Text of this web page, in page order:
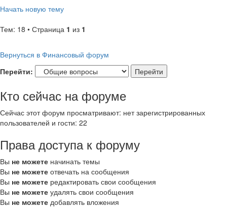
Начать новую тему
Тем: 18 • Страница 1 из 1
Вернуться в Финансовый форум
Перейти:
Кто сейчас на форуме
Сейчас этот форум просматривают: нет зарегистрированных
пользователей и гости: 22
Права доступа к форуму
Вы не можете начинать темы
Вы не можете отвечать на сообщения
Вы не можете редактировать свои сообщения
Вы не можете удалять свои сообщения
Вы не можете добавлять вложения